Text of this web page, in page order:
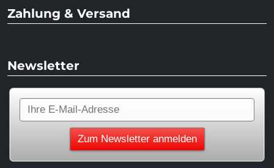
Zahlung & Versand
Newsletter